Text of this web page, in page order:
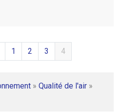
1 2 3 4
» Qualité de l'air »